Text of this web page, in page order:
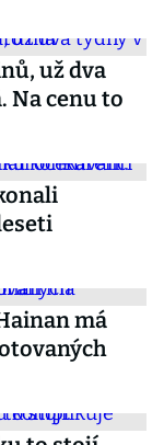
už dva
Na cenu to
má